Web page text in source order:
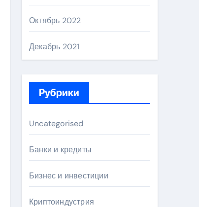
Октябрь 2022
Декабрь 2021
Рубрики
Uncategorised
Банки и кредиты
Бизнес и инвестиции
Криптоиндустрия